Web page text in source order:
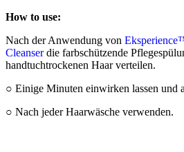
How to use:
Nach der Anwendung von
Cleanserdie farbschützende
handtuchtrockenen Haar verteilen.
○ Einige Minuten einwirken lassen und
○ Nach jeder Haarwäsche verwenden.